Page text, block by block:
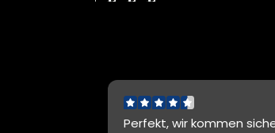
Perfekt, wir kommen